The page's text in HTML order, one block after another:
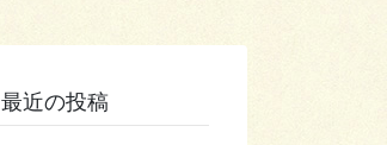
最近の投稿